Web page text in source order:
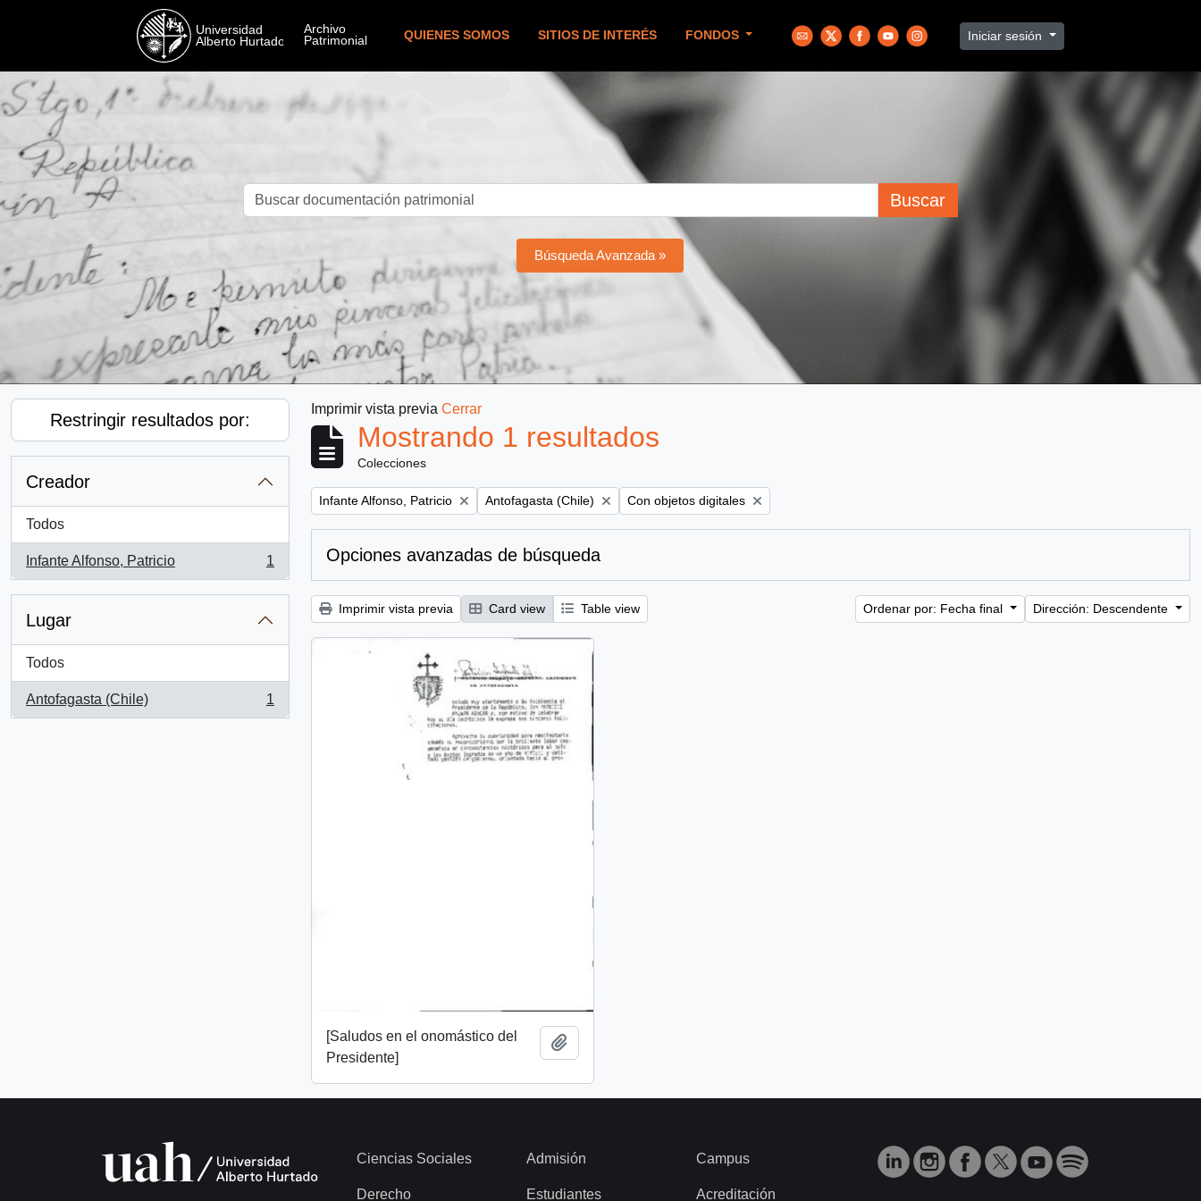
QUIENES SOMOS SITIOS DE INTERÉS FONDOS Iniciar sesión
Buscar
Búsqueda Avanzada »
Restringir resultados por:
Creador
Todos
Infante Alfonso, Patricio
, 1 resultados
1
Lugar
Todos
Antofagasta (Chile)
, 1 resultados
1
Imprimir vista previa Cerrar
Mostrando 1 resultados
Colecciones
Remove filter:
Infante Alfonso, Patricio Remove filter:
Antofagasta (Chile) Remove filter:
Con objetos digitales
Opciones avanzadas de búsqueda
Imprimir vista previa Card view Table view Ordenar por: Fecha final Dirección: Descendente
[Saludos en el onomástico del
Presidente]
Ciencias Sociales
Derecho
Admisión
Estudiantes
Campus
Acreditación